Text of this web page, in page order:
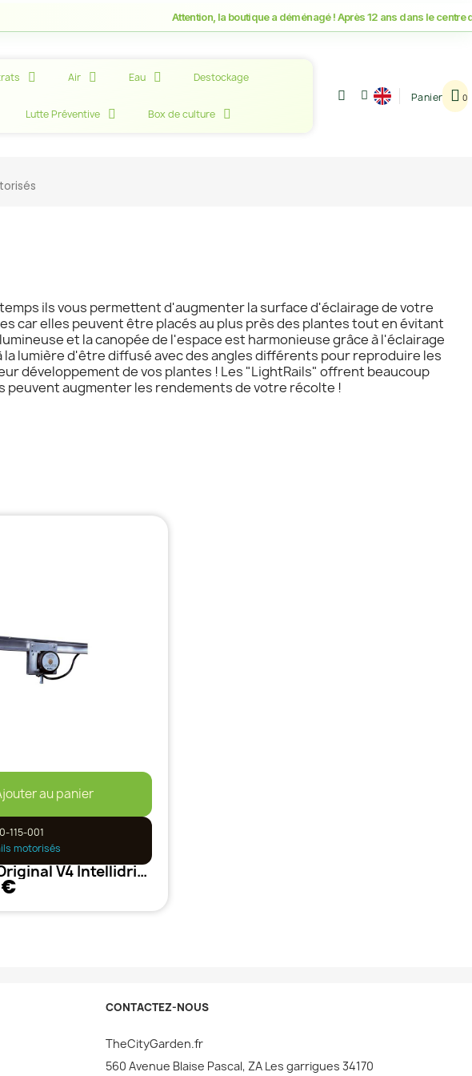
Attention, la boutique a déménagé ! Après 12 ans dans le centre
Air Eau Destockage
Lutte Préventive Box de culture
Panier
ils vous permettent d'augmenter la surface d'éclairage de votre
car elles peuvent être placés au plus près des plantes tout en évitant
et la canopée de l'espace est harmonieuse grâce à l'éclairage
lumière d'être diffusé avec des angles différents pour reproduire les
développement de vos plantes ! Les "LightRails" offrent beaucoup
augmenter les rendements de votre récolte !
au panier
115-001
motorisés
LightRail Original V4 Intellidrive
CONTACTEZ-NOUS
TheCityGarden.fr
560 Avenue Blaise Pascal, ZA Les garrigues 34170